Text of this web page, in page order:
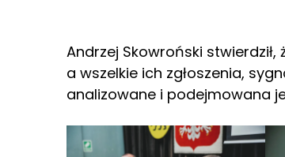
Andrzej Skowroński
a wszelkie ich zgłoszenia,
analizowane i podejmowana